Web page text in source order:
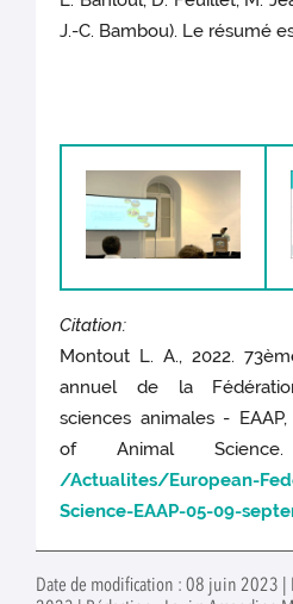
J.-C. Bambou). Le résumé
Citation:
Montout L. A., 2022.
annuel de la
sciences animales -
of Animal Science.
/Actualites/European-
Science-EAAP-05-09-
Date de modification : 08 juin 2023 |